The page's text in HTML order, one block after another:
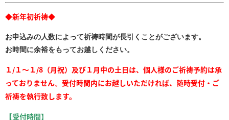
◆新年初祈祷◆
お申込みの人数によって祈祷時間が長引くことがございます。
お時間に余裕をもってお越しください。
１/１～１/8（月祝）及び１月中の土日は、個人様のご祈祷予約は承
っておりません。 受付時間内にお越しいただければ、随時受付・ご
祈祷を執行致します。
【受付時間】